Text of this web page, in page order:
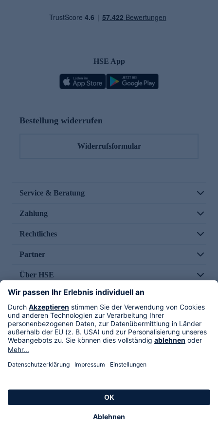
HSE App
Bestellung widerrufen
Widerrufsformular
Service & Beratung
Zahlung
Rechtliches
Partner
Über HSE
Im TV
HSE International